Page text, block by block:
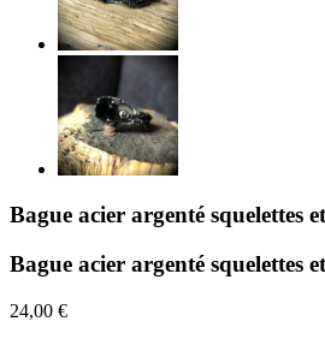
Bague acier argenté squelettes
Bague acier argenté squelettes
24,00 €